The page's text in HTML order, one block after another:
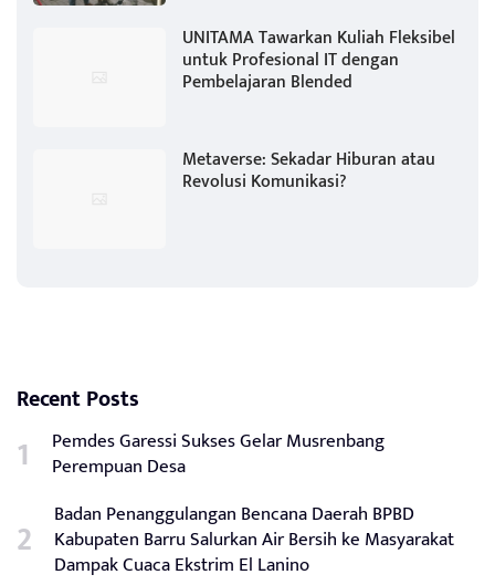
UNITAMA Tawarkan Kuliah Fleksibel
untuk Profesional IT dengan
Pembelajaran Blended
Metaverse: Sekadar Hiburan atau
Revolusi Komunikasi?
Recent Posts
Pemdes Garessi Sukses Gelar Musrenbang
Perempuan Desa
Badan Penanggulangan Bencana Daerah BPBD
Kabupaten Barru Salurkan Air Bersih ke Masyarakat
Dampak Cuaca Ekstrim El Lanino